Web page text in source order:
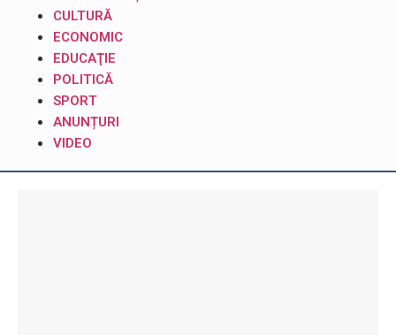
CULTURĂ
ECONOMIC
EDUCAŢIE
POLITICĂ
SPORT
ANUNȚURI
VIDEO